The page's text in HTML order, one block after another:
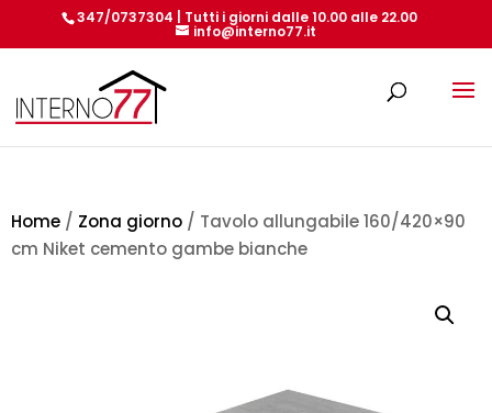
347/0737304 | Tutti i giorni dalle 10.00 alle 22.00
info@interno77.it
Home / Zona giorno / Tavolo allungabile 160/420×90
cm Niket cemento gambe bianche